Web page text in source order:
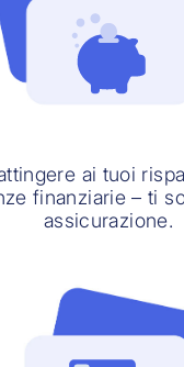
ai tuoi
finanziarie – ti
assicurazione.